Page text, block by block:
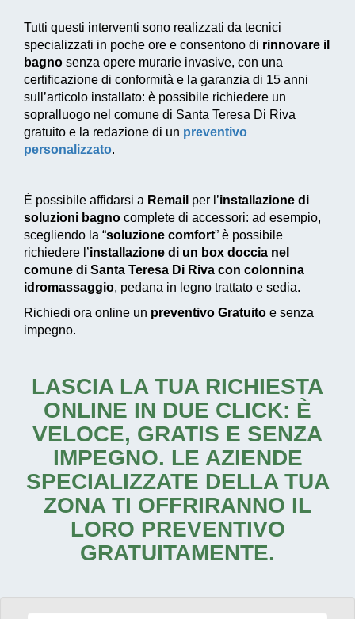
Tutti questi interventi sono realizzati da tecnici
specializzati in poche ore e consentono di rinnovare il
bagno senza opere murarie invasive, con una
certificazione di conformità e la garanzia di 15 anni
sull’articolo installato: è possibile richiedere un
sopralluogo nel comune di Santa Teresa Di Riva
gratuito e la redazione di un preventivo
personalizzato.
È possibile affidarsi a Remail per l’installazione di
soluzioni bagno complete di accessori: ad esempio,
scegliendo la “soluzione comfort” è possibile
richiedere l’installazione di un box doccia nel
comune di Santa Teresa Di Riva con colonnina
idromassaggio, pedana in legno trattato e sedia.
Richiedi ora online un preventivo Gratuito e senza
impegno.
LASCIA LA TUA RICHIESTA
ONLINE IN DUE CLICK: È
VELOCE, GRATIS E SENZA
IMPEGNO. LE AZIENDE
SPECIALIZZATE DELLA TUA
ZONA TI OFFRIRANNO IL
LORO PREVENTIVO
GRATUITAMENTE.